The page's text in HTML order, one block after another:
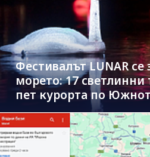
Фестивалът LUNAR
морето: 17 светлинни
пет курорта по